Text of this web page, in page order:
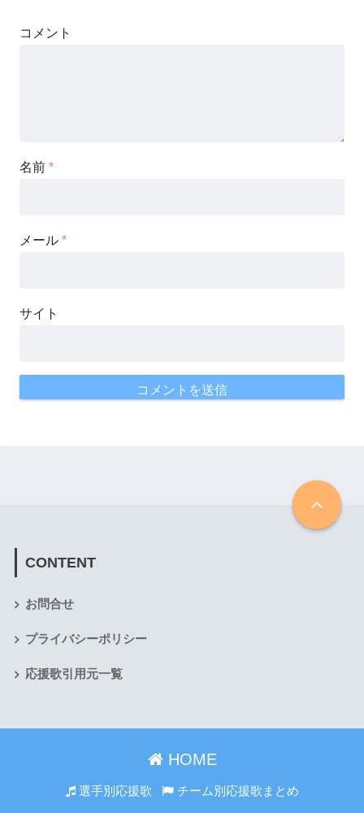
コメント
名前 *
メール *
サイト
CONTENT
お問合せ
プライバシーポリシー
応援歌引用元一覧
HOME
選手別応援歌 チーム別応援歌まとめ